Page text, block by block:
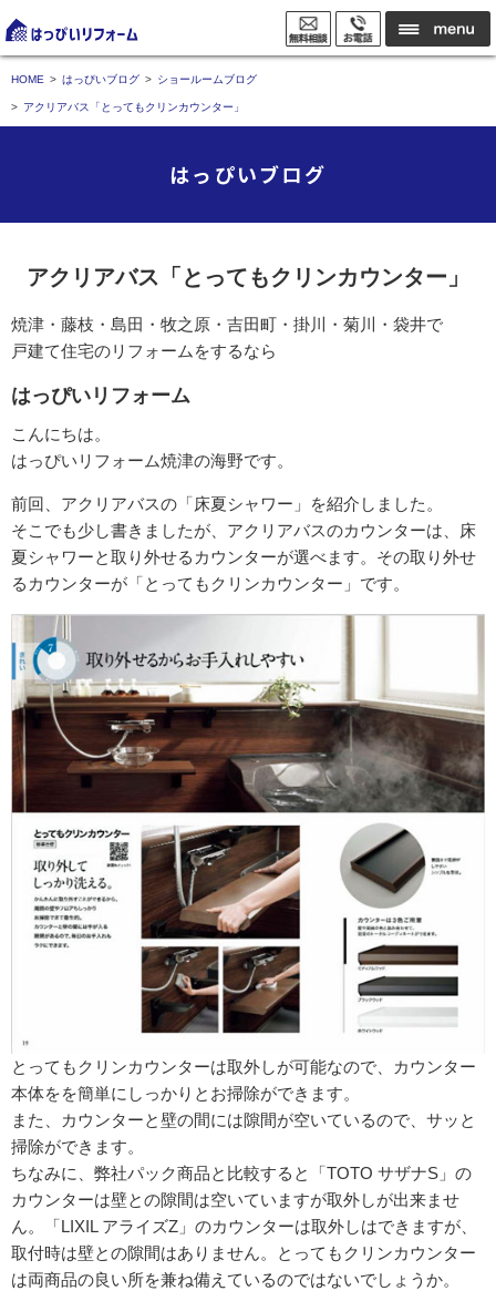
HOME はっぴいブログ ショールームブログ
アクリアバス「とってもクリンカウンター」
はっぴいブログ
アクリアバス「とってもクリンカウンター」
焼津・藤枝・島田・牧之原・吉田町・掛川・菊川・袋井で
戸建て住宅のリフォームをするなら
はっぴいリフォーム
こんにちは。
はっぴいリフォーム焼津の海野です。
前回、アクリアバスの「床夏シャワー」を紹介しました。
そこでも少し書きましたが、アクリアバスのカウンターは、床
夏シャワーと取り外せるカウンターが選べます。その取り外せ
るカウンターが「とってもクリンカウンター」です。
とってもクリンカウンターは取外しが可能なので、カウンター
本体をを簡単にしっかりとお掃除ができます。
また、カウンターと壁の間には隙間が空いているので、サッと
掃除ができます。
ちなみに、弊社パック商品と比較すると「TOTO サザナS」の
カウンターは壁との隙間は空いていますが取外しが出来ませ
ん。「LIXIL アライズZ」のカウンターは取外しはできますが、
取付時は壁との隙間はありません。とってもクリンカウンター
は両商品の良い所を兼ね備えているのではないでしょうか。